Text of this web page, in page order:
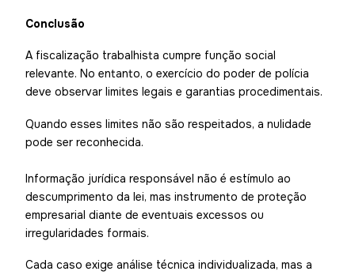
Conclusão
A fiscalização trabalhista cumpre função social
relevante. No entanto, o exercício do poder de polícia
deve observar limites legais e garantias procedimentais.
Quando esses limites não são respeitados, a nulidade
pode ser reconhecida.
Informação jurídica responsável não é estímulo ao
descumprimento da lei, mas instrumento de proteção
empresarial diante de eventuais excessos ou
irregularidades formais.
Cada caso exige análise técnica individualizada, mas a